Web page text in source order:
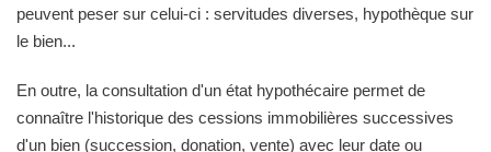
peuvent peser sur celui-ci : servitudes diverses, hypothèque sur
le bien...
En outre, la consultation d'un état hypothécaire permet de
connaître l'historique des cessions immobilières successives
d'un bien (succession, donation, vente) avec leur date ou